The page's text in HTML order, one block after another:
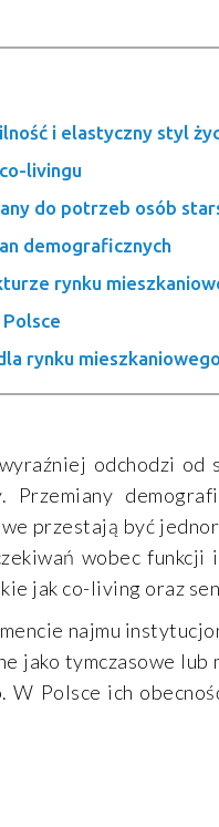
i elastyczny styl
livingu
do potrzeb osób
demograficznych
rynku
rynku mieszkaniowego
odchodzi od
Przemiany
przestają być
wobec
jak co-living oraz
najmu
jako tymczasowe
W Polsce ich